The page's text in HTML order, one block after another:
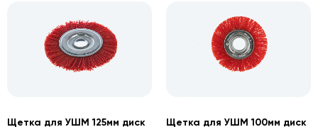
Щетка для УШМ 125мм диск
Щетка для УШМ 100мм диск